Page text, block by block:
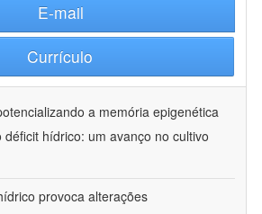
E-mail
Currículo
a memória epigenética
hídrico: um avanço no cultivo
provoca alterações